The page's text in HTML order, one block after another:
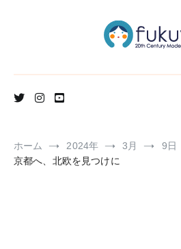
ホーム 2024年 3月
9日
京都へ、北欧を見つけに